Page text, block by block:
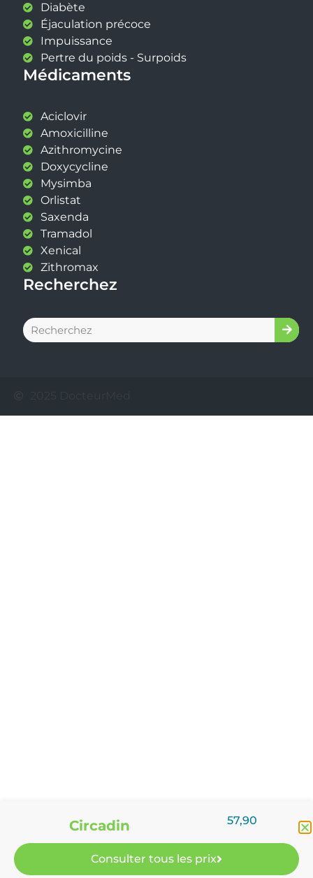
Diabète
Éjaculation précoce
Impuissance
Pertre du poids - Surpoids
Médicaments
Aciclovir
Amoxicilline
Azithromycine
Doxycycline
Mysimba
Orlistat
Saxenda
Tramadol
Xenical
Zithromax
Recherchez
Circadin 57,90
Consulter tous les prix